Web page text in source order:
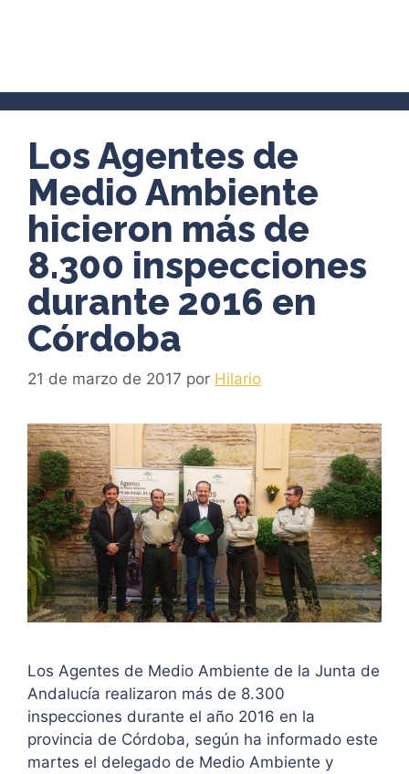
Los Agentes de
Medio Ambiente
hicieron más de
8.300 inspecciones
durante 2016 en
Córdoba
21 de marzo de 2017 por Hilario
Los Agentes de Medio Ambiente de la Junta de
Andalucía realizaron más de 8.300
inspecciones durante el año 2016 en la
provincia de Córdoba, según ha informado este
martes el delegado de Medio Ambiente y